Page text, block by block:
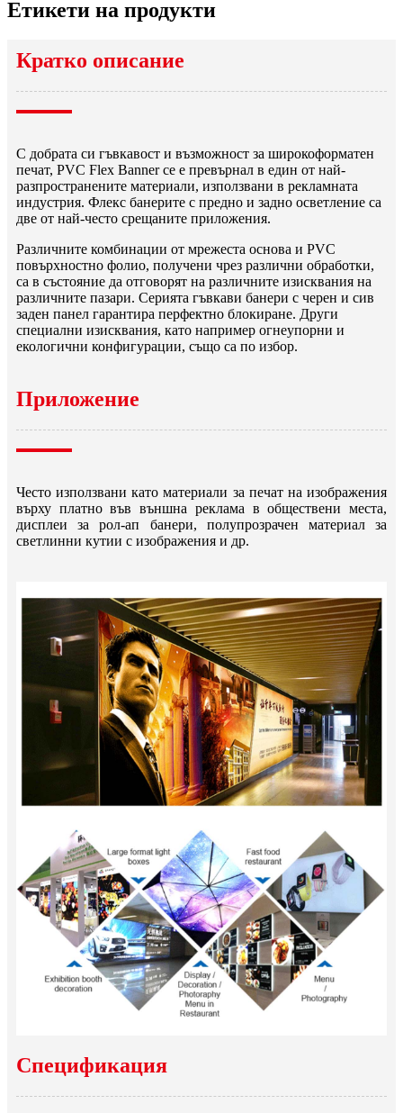
Етикети на продукти
Кратко описание
С добрата си гъвкавост и възможност за широкоформатен
печат, PVC Flex Banner се е превърнал в един от най-
разпространените материали, използвани в рекламната
индустрия. Флекс банерите с предно и задно осветление са
две от най-често срещаните приложения.
Различните комбинации от мрежеста основа и PVC
повърхностно фолио, получени чрез различни обработки,
са в състояние да отговорят на различните изисквания на
различните пазари. Серията гъвкави банери с черен и сив
заден панел гарантира перфектно блокиране. Други
специални изисквания, като например огнеупорни и
екологични конфигурации, също са по избор.
Приложение
Често използвани като материали за печат на изображения
върху платно във външна реклама в обществени места,
дисплеи за рол-ап банери, полупрозрачен материал за
светлинни кутии с изображения и др.
Спецификация